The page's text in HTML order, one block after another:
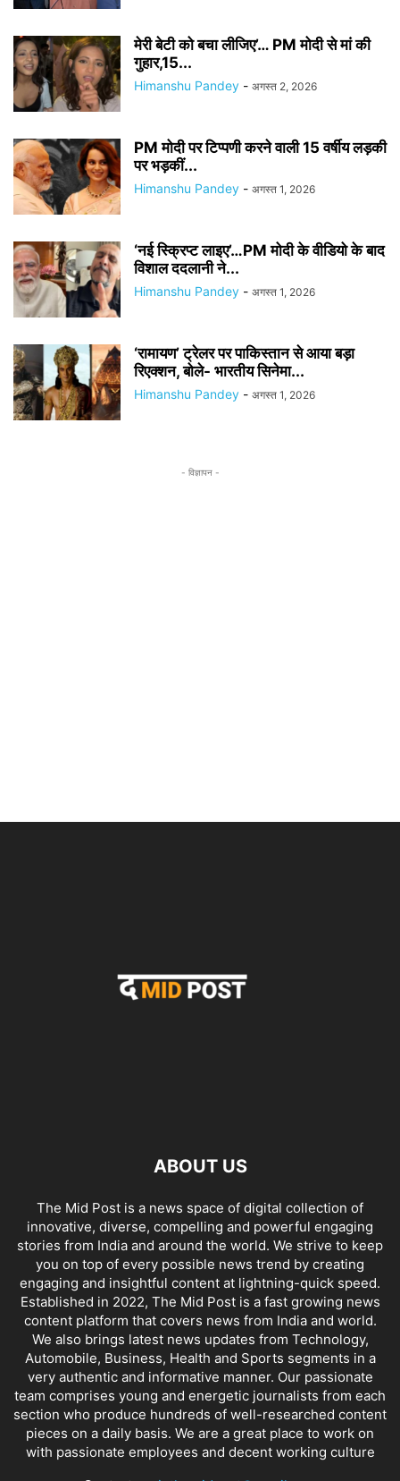
मेरी बेटी को बचा लीजिए’… PM मोदी से मां की
गुहार,15...
Himanshu Pandey - अगस्त 2, 2026
PM मोदी पर टिप्पणी करने वाली 15 वर्षीय लड़की
पर भड़कीं...
Himanshu Pandey - अगस्त 1, 2026
‘नई स्क्रिप्ट लाइए’…PM मोदी के वीडियो के बाद
विशाल ददलानी ने...
Himanshu Pandey - अगस्त 1, 2026
‘रामायण’ ट्रेलर पर पाकिस्तान से आया बड़ा
रिएक्शन, बोले- भारतीय सिनेमा...
Himanshu Pandey - अगस्त 1, 2026
- विज्ञापन -
ABOUT US
The Mid Post is a news space of digital collection of
innovative, diverse, compelling and powerful engaging
stories from India and around the world. We strive to keep
you on top of every possible news trend by creating
engaging and insightful content at lightning-quick speed.
Established in 2022, The Mid Post is a fast growing news
content platform that covers news from India and world.
We also brings latest news updates from Technology,
Automobile, Business, Health and Sports segments in a
very authentic and informative manner. Our passionate
team comprises young and energetic journalists from each
section who produce hundreds of well-researched content
pieces on a daily basis. We are a great place to work on
with passionate employees and decent working culture